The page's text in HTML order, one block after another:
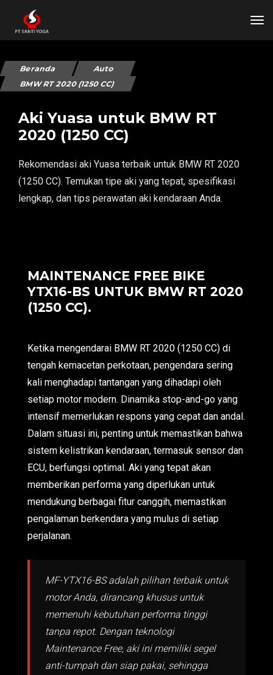
Beranda
Auto
BMW RT 2020 (1250 CC)
Aki Yuasa untuk BMW RT
2020 (1250 CC)
Rekomendasi aki Yuasa terbaik untuk BMW RT 2020
(1250 CC). Temukan tipe aki yang tepat, spesifikasi
lengkap, dan tips perawatan aki kendaraan Anda.
MAINTENANCE FREE BIKE
YTX16-BS UNTUK BMW RT 2020
(1250 CC).
Ketika mengendarai BMW RT 2020 (1250 CC) di
tengah kemacetan perkotaan, pengendara sering
kali menghadapi tantangan yang dihadapi oleh
setiap motor modern. Dinamika stop-and-go yang
intensif memerlukan respons yang cepat dan andal.
Dalam situasi ini, penting untuk memastikan bahwa
sistem kelistrikan kendaraan, termasuk sensor dan
ECU, berfungsi optimal. Aki yang tepat akan
memberikan performa yang diperlukan untuk
mendukung berbagai fitur canggih, memastikan
pengalaman berkendara yang mulus di setiap
perjalanan.
MF-YTX16-BS adalah pilihan terbaik untuk
motor Anda, dirancang khusus untuk
memenuhi kebutuhan performa tinggi
tanpa repot. Dengan teknologi
Maintenance Free, aki ini memiliki segel
anti-tumpah dan siap pakai, sehingga